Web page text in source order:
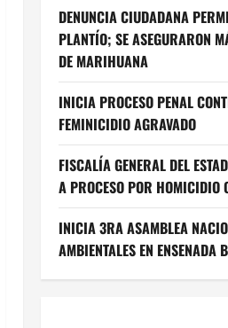
DENUNCIA CIUDADANA
PLANTÍO; SE ASEGURARON
DE MARIHUANA
INICIA PROCESO PENAL
FEMINICIDIO AGRAVADO
FISCALÍA GENERAL DEL
A PROCESO POR HOMICIDIO
INICIA 3RA ASAMBLEA
AMBIENTALES EN ENSENADA